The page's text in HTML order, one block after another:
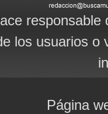
los usuarios
Página